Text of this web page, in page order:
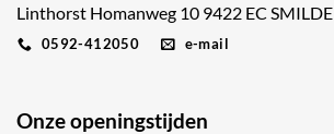
Linthorst Homanweg 10 9422 EC SMILDE
0592-412050 e-mail
Onze openingstijden